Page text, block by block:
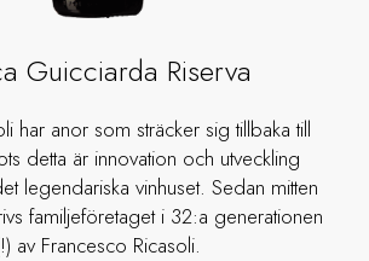
Guicciarda Riserva
har anor som sträcker sig tillbaka till
detta är innovation och utveckling
legendariska vinhuset. Sedan mitten
familjeföretaget i 32:a generationen
av Francesco Ricasoli.